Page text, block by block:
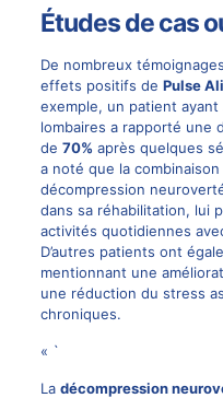
Études de cas
De nombreux
effets positifs de Pulse
exemple, un patient
lombaires a rapporté une
de 70% après quelques
a noté que la
décompression
dans sa réhabilitation, lui
activités quotidiennes
D’autres patients ont
mentionnant une
une réduction du stress
chroniques.
« `
La décompression